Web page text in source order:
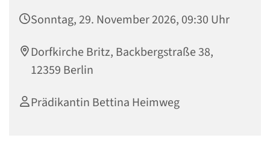
Sonntag, 29. November 2026, 09:30 Uhr
Dorfkirche Britz, Backbergstraße 38,
12359 Berlin
Prädikantin Bettina Heimweg